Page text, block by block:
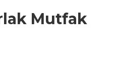
Mutfak